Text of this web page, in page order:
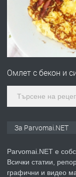
ПРЕДЛАГА
Омлет с бекон и
За Parvomai.NET
Parvomai.NET е
Всички статии,
графични и видео